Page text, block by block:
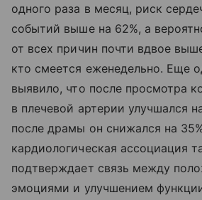
одного раза в месяц, риск
событий выше на 62%, а
от всех причин почти вдвое
кто смеется еженедельно. Еще
выявило, что после просмотра
в плечевой артерии улучшался
после драмы он снижался на
кардиологическая ассоциация
подтверждает связь между
эмоциями и улучшением